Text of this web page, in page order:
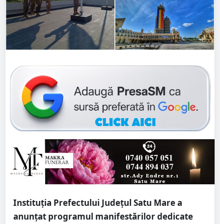
Instituția Prefectului Județul Satu Mare a
anunțat programul manifestărilor dedicate